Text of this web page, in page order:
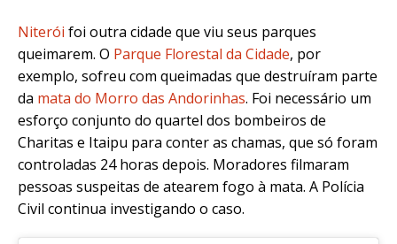
Niterói foi outra cidade que viu seus parques
queimarem. O Parque Florestal da Cidade, por
exemplo, sofreu com queimadas que destruíram parte
da mata do Morro das Andorinhas. Foi necessário um
esforço conjunto do quartel dos bombeiros de
Charitas e Itaipu para conter as chamas, que só foram
controladas 24 horas depois. Moradores filmaram
pessoas suspeitas de atearem fogo à mata. A Polícia
Civil continua investigando o caso.